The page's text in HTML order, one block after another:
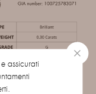
assicurati